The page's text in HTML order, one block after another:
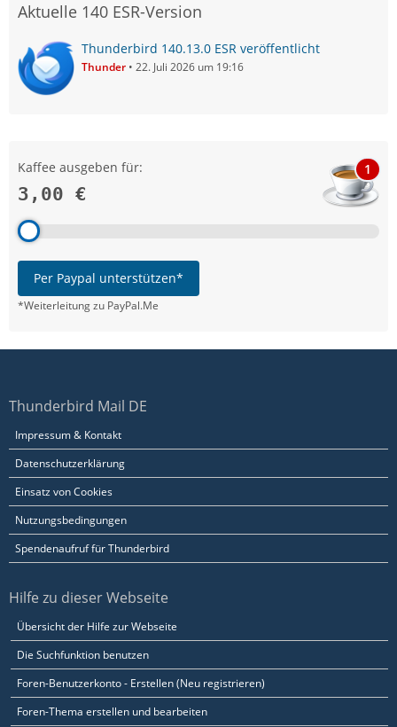
Aktuelle 140 ESR-Version
Thunderbird 140.13.0 ESR veröffentlicht
Thunder 22. Juli 2026 um 19:16
Kaffee ausgeben für:
3,00 €
1
Per Paypal unterstützen*
*Weiterleitung zu PayPal.Me
Thunderbird Mail DE
Impressum & Kontakt
Datenschutzerklärung
Einsatz von Cookies
Nutzungsbedingungen
Spendenaufruf für Thunderbird
Hilfe zu dieser Webseite
Übersicht der Hilfe zur Webseite
Die Suchfunktion benutzen
Foren-Benutzerkonto - Erstellen (Neu registrieren)
Foren-Thema erstellen und bearbeiten